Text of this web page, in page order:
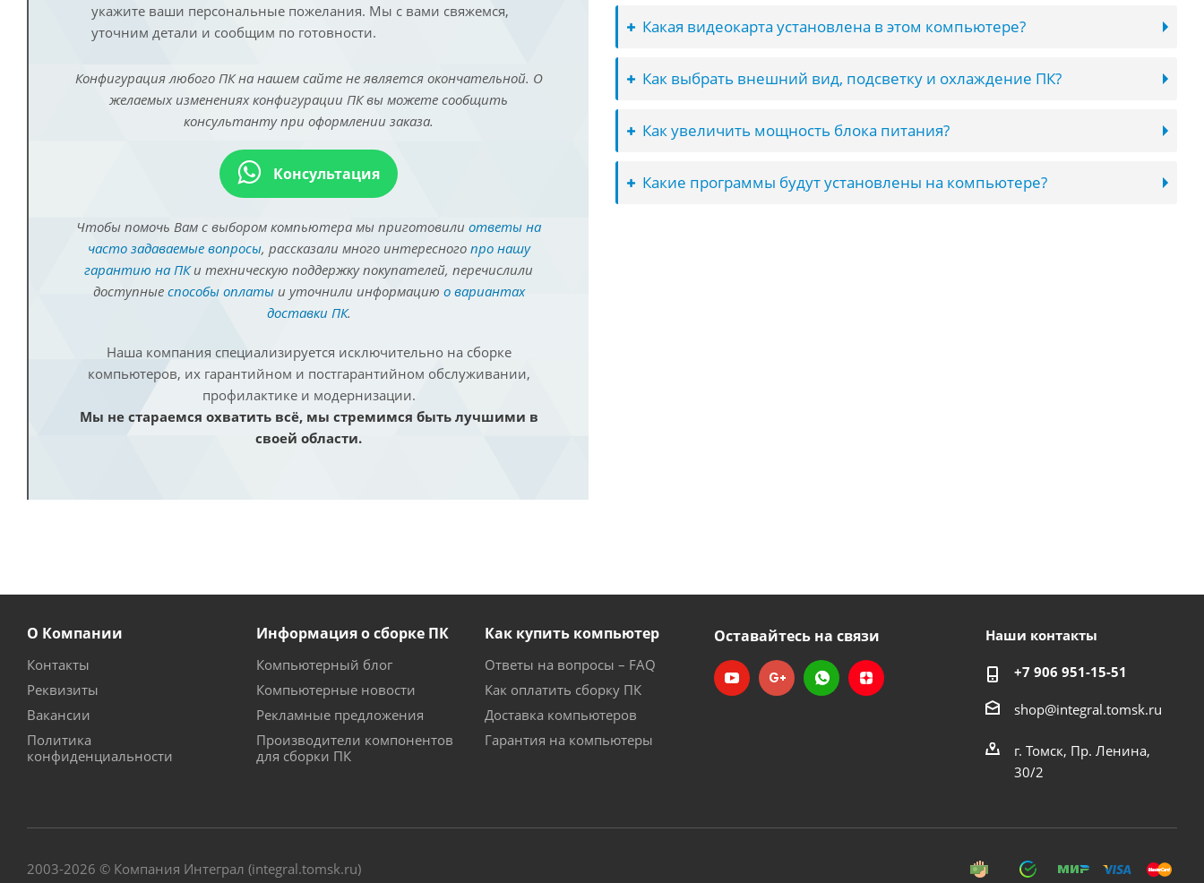
укажите ваши персональные пожелания. Мы с вами свяжемся,
уточним детали и сообщим по готовности.
Конфигурация любого ПК на нашем сайте не является окончательной. О
желаемых изменениях конфигурации ПК вы можете сообщить
консультанту при оформлении заказа.
Консультация
Чтобы помочь Вам с выбором компьютера мы приготовили ответы на
часто задаваемые вопросы, рассказали много интересного про нашу
гарантию на ПКи техническую поддержку покупателей, перечислили
доступные способы оплатыи уточнили информацию о вариантах
доставки ПК.
Наша компания специализируется исключительно на сборке
компьютеров, их гарантийном и постгарантийном обслуживании,
профилактике и модернизации.
Мы не стараемся охватить всё, мы стремимся быть лучшими в
своей области.
Какая видеокарта установлена в этом компьютере?
Как выбрать внешний вид, подсветку и охлаждение ПК?
Как увеличить мощность блока питания?
Какие программы будут установлены на компьютере?
О Компании
Контакты
Реквизиты
Вакансии
Политика
конфиденциальности
Информация о сборке ПК
Компьютерный блог
Компьютерные новости
Рекламные предложения
Производители компонентов
для сборки ПК
Как купить компьютер
Ответы на вопросы – FAQ
Как оплатить сборку ПК
Доставка компьютеров
Гарантия на компьютеры
Оставайтесь на связи Наши контакты
+7 906 951-15-51
shop@integral.tomsk.ru
г. Томск, Пр. Ленина,
30/2
2003-2026 © Компания Интеграл (integral.tomsk.ru)